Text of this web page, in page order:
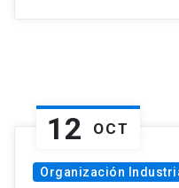
12 OCT
Organización